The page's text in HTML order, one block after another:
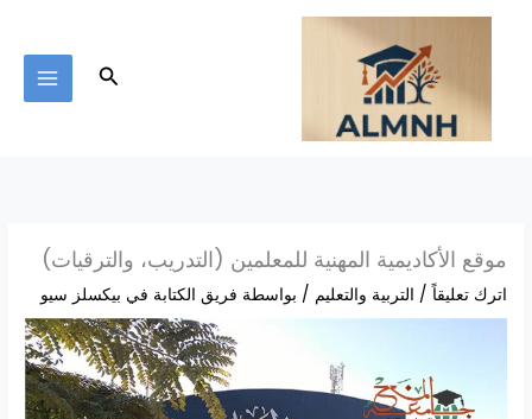
تخطي
البحث
موقع الأكاديمية المهنية للمعلمين (التدريب، والترقيات)
اترك تعليقاً / التربية والتعليم / بواسطة فريق الكتابة في بيكسلز سيو